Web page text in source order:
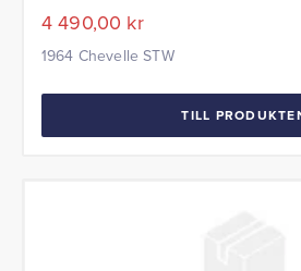
4 490,00 kr
1964 Chevelle STW
TILL